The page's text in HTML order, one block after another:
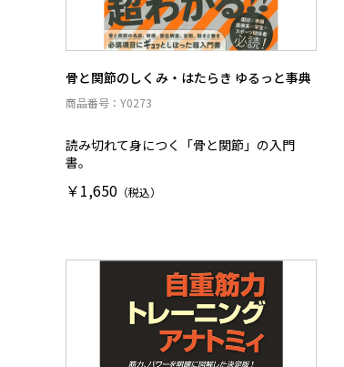
骨と関節のしくみ・はたらき ゆるっと事典
商品番号：Y0273
読み切れて身につく「骨と関節」の入門
書。
￥1,650 （税込）